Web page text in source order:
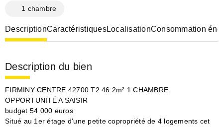
1 chambre
DescriptionCaractéristiquesLocalisationConsommation
Description du bien
FIRMINY CENTRE 42700 T2 46.2m² 1 CHAMBRE
OPPORTUNITÉ A SAISIR
budget 54 000 euros
Situé au 1er étage d'une petite copropriété de 4 logements cet